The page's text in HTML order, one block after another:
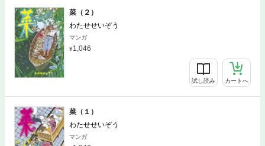
菜（２）
わたせせいぞう
マンガ
1,046
試し読み カートへ
菜（１）
わたせせいぞう
マンガ